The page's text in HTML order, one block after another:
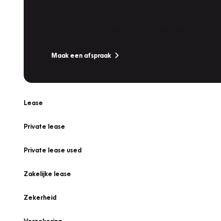
Maak een afspraak
Lease
Private lease
Private lease used
Zakelijke lease
Zekerheid